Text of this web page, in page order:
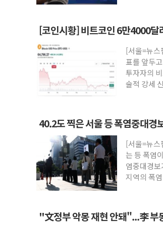
[코인시황] 비트코인 6만4000
·입법 지연 '삼중 부담'
[서울=뉴스
표를 앞두
투자자의
술적 강세
40.2도 찍은 서울 등 폭염중대
[서울=뉴스
는 등 폭염
염중대경
지역의 폭
"文정부 악몽 재현 안돼"...李 부